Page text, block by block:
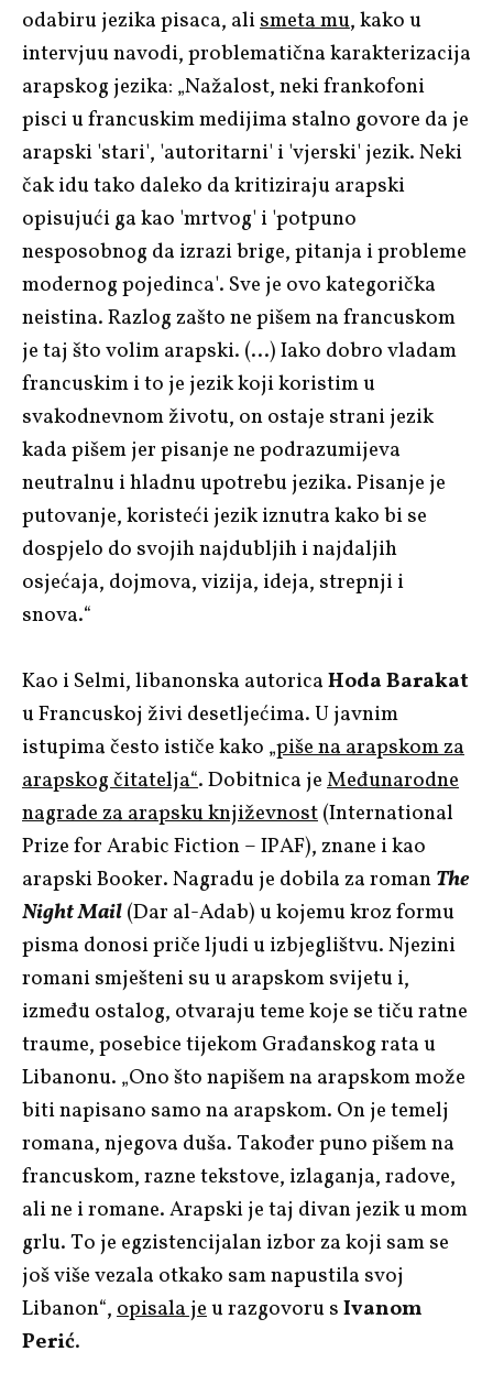
odabiru jezika pisaca, alismeta mu, kako u
intervjuu navodi, problematična karakterizacija
arapskog jezika: „Nažalost, neki frankofoni
pisci u francuskim medijima stalno govore da je
arapski 'stari', 'autoritarni' i 'vjerski' jezik. Neki
čak idu tako daleko da kritiziraju arapski
opisujući ga kao 'mrtvog' i 'potpuno
nesposobnog da izrazi brige, pitanja i probleme
modernog pojedinca'. Sve je ovo kategorička
neistina. Razlog zašto ne pišem na francuskom
je taj što volim arapski. (…) Iako dobro vladam
francuskim i to je jezik koji koristim u
svakodnevnom životu, on ostaje strani jezik
kada pišem jer pisanje ne podrazumijeva
neutralnu i hladnu upotrebu jezika. Pisanje je
putovanje, koristeći jezik iznutra kako bi se
dospjelo do svojih najdubljih i najdaljih
osjećaja, dojmova, vizija, ideja, strepnji i
snova.“
Kao i Selmi, libanonska autoricaHoda Barakat
u Francuskoj živi desetljećima. U javnim
istupima često ističe kako „piše na arapskom za
arapskog čitatelja“. Dobitnica jeMeđunarodne
nagrade za arapsku književnost(International
Prize for Arabic Fiction – IPAF), znane i kao
arapski Booker. Nagradu je dobila za romanThe
Night Mail(Dar al-Adab) u kojemu kroz formu
pisma donosi priče ljudi u izbjeglištvu. Njezini
romani smješteni su u arapskom svijetu i,
između ostalog, otvaraju teme koje se tiču ratne
traume, posebice tijekom Građanskog rata u
Libanonu. „Ono što napišem na arapskom može
biti napisano samo na arapskom. On je temelj
romana, njegova duša. Također puno pišem na
francuskom, razne tekstove, izlaganja, radove,
ali ne i romane. Arapski je taj divan jezik u mom
grlu. To je egzistencijalan izbor za koji sam se
još više vezala otkako sam napustila svoj
Libanon“,opisala jeu razgovoru sIvanom
Perić.